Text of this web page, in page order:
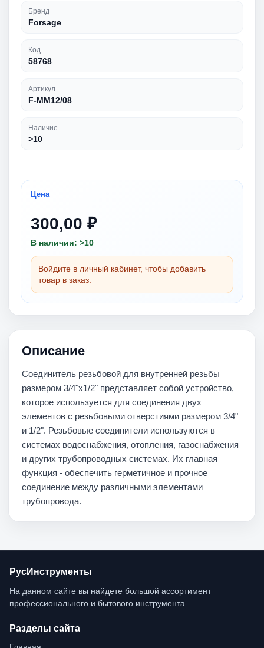
Бренд
Forsage
Код
58768
Артикул
F-MM12/08
Наличие
>10
Цена
300,00 ₽
В наличии: >10
Войдите в личный кабинет, чтобы добавить
товар в заказ.
Описание
Соединитель резьбовой для внутренней резьбы
размером 3/4"x1/2" представляет собой устройство,
которое используется для соединения двух
элементов с резьбовыми отверстиями размером 3/4"
и 1/2". Резьбовые соединители используются в
системах водоснабжения, отопления, газоснабжения
и других трубопроводных системах. Их главная
функция - обеспечить герметичное и прочное
соединение между различными элементами
трубопровода.
РусИнструменты
На данном сайте вы найдете большой ассортимент
профессионального и бытового инструмента.
Разделы сайта